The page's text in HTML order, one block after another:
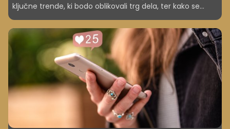
ključne trende, ki bodo oblikovali trg dela, ter kako se
lahko nanje pripravite že danes.